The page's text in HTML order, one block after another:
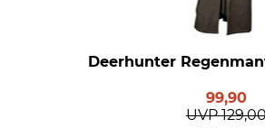
Deerhunter
99,90
UVP